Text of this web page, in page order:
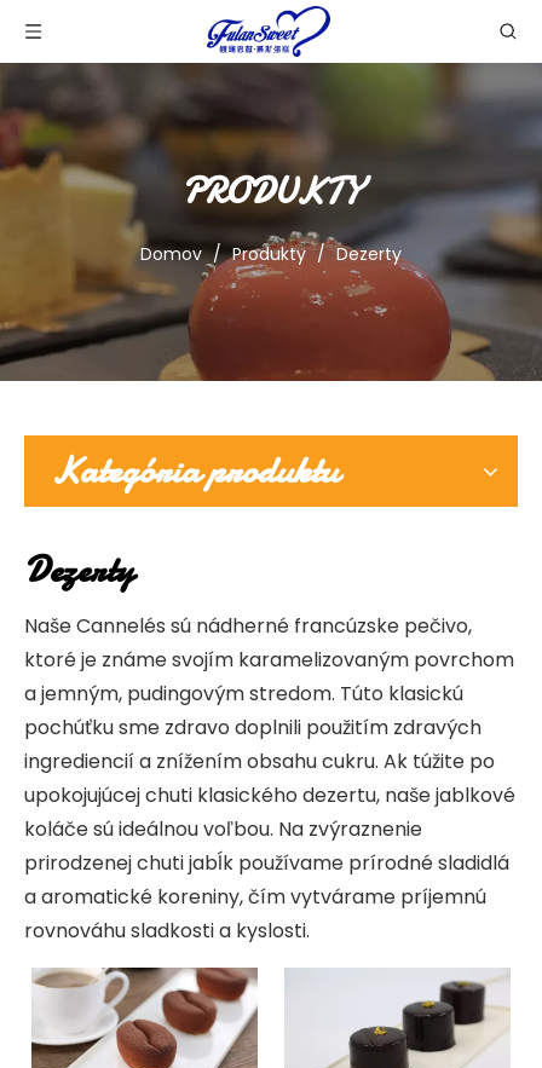
PRODUKTY
Domov / Produkty / Dezerty
Kategória produktu
Dezerty
Naše Cannelés sú nádherné francúzske pečivo,
ktoré je známe svojím karamelizovaným povrchom
a jemným, pudingovým stredom. Túto klasickú
pochúťku sme zdravo doplnili použitím zdravých
ingrediencií a znížením obsahu cukru. Ak túžite po
upokojujúcej chuti klasického dezertu, naše jablkové
koláče sú ideálnou voľbou. Na zvýraznenie
prirodzenej chuti jabĺk používame prírodné sladidlá
a aromatické koreniny, čím vytvárame príjemnú
rovnováhu sladkosti a kyslosti.